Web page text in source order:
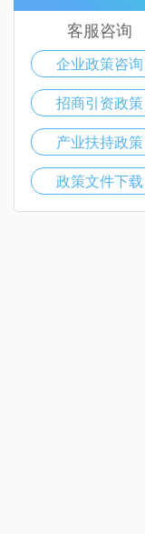
客服咨询
企业政策咨询
招商引资政策
产业扶持政策
政策文件下载